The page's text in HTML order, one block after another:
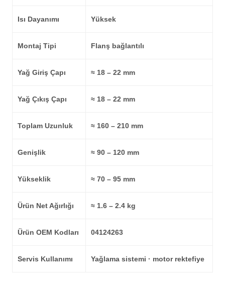
Isı Dayanımı Yüksek
Montaj Tipi Flanş bağlantılı
Yağ Giriş Çapı ≈ 18 – 22 mm
Yağ Çıkış Çapı ≈ 18 – 22 mm
Toplam Uzunluk ≈ 160 – 210 mm
Genişlik ≈ 90 – 120 mm
Yükseklik ≈ 70 – 95 mm
Ürün Net Ağırlığı ≈ 1.6 – 2.4 kg
Ürün OEM Kodları 04124263
Servis Kullanımı Yağlama sistemi · motor rektefiye